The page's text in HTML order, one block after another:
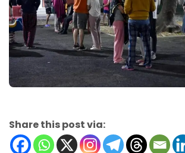
Share this post via: